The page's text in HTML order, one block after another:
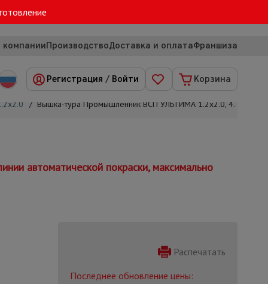
компанииПроизводствоДоставка и оплатаФраншиза
Регистрация / Войти Корзина
/ Вышка-тура Промышленник ВСП УЛЬТИМА 1.2х2.0, 4.0 м
автоматической покраски, максимально
Распечатать
Последнее обновление цены: